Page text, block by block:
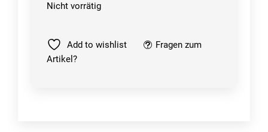
Nicht vorrätig
Add to wishlist
Fragen zum
Artikel?